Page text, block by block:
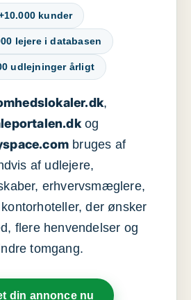
kunder
lejere i databasen
udlejninger årligt
,
og
bruges af
af udlejere,
erhvervsmæglere,
der ønsker
flere henvendelser og
tomgang.
din annonce nu